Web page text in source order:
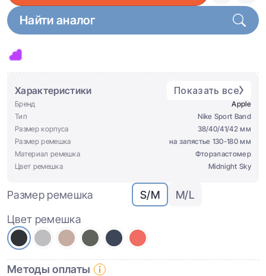
Найти аналог
Характеристики Показать все
Бренд
Apple
Тип
Nike Sport Band
Размер корпуса
38/40/41/42 мм
Размер ремешка
на запястье 130-180 мм
Материал ремешка
Фторэластомер
Цвет ремешка
Midnight Sky
Размер ремешка S/M
M/L
Цвет ремешка
Методы оплаты